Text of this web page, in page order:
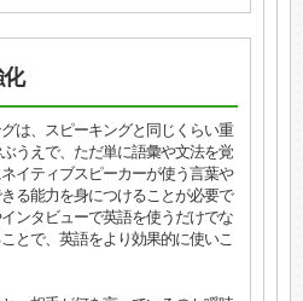
化
は、スピーキングと同じくらい重
うえで、ただ単に語彙や文法を覚
イティブスピーカーが使う言葉や
る能力を身につけることが必要で
ンタビューで英語を使うだけでな
とで、英語をより効果的に使いこ